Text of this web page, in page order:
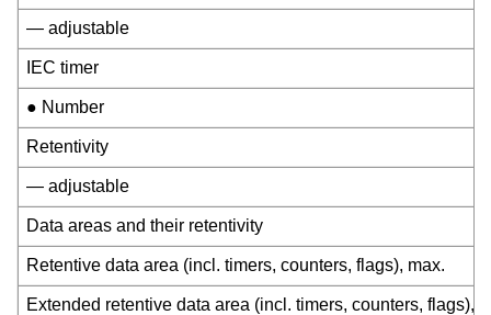
— adjustable
IEC timer
● Number
Retentivity
— adjustable
Data areas and their retentivity
Retentive data area (incl. timers, counters, flags), max.
Extended retentive data area (incl. timers, counters, flags),